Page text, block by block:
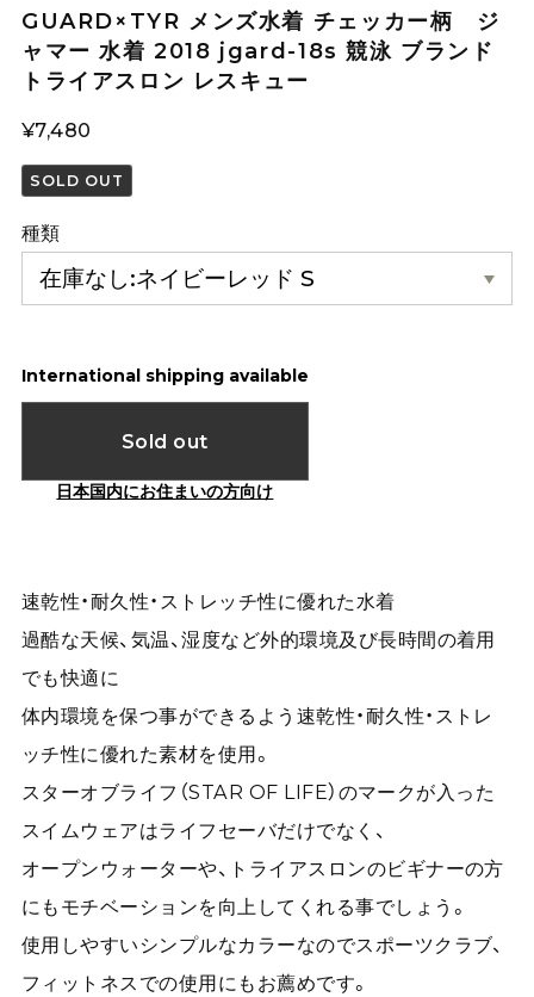
GUARD×TYR メンズ水着 チェッカー柄 ジ
ャマー 水着 2018 jgard-18s 競泳 ブランド
トライアスロン レスキュー
¥7,480
SOLD OUT
種類
International shipping available
Sold out
日本国内にお住まいの方向け
速乾性・耐久性・ストレッチ性に優れた水着
過酷な天候、気温、湿度など外的環境及び長時間の着用
でも快適に
体内環境を保つ事ができるよう速乾性・耐久性・ストレ
ッチ性に優れた素材を使用。
スターオブライフ（STAR OF LIFE）のマークが入った
スイムウェアはライフセーバだけでなく、
オープンウォーターや、トライアスロンのビギナーの方
にもモチベーションを向上してくれる事でしょう。
使用しやすいシンプルなカラーなのでスポーツクラブ、
フィットネスでの使用にもお薦めです。